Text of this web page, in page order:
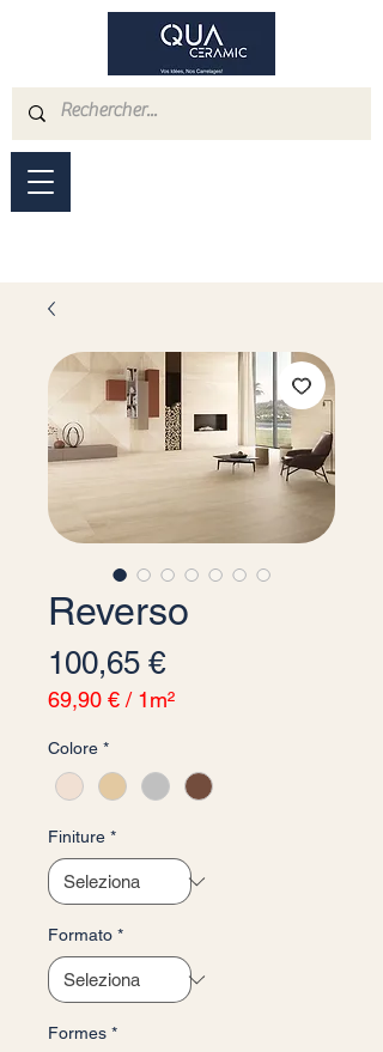
Reverso
100,65 €Prezzo
69,90 € / 1m²
ogni
1
Metro
quadrato
Colore *
Finiture *
Formato *
Formes *